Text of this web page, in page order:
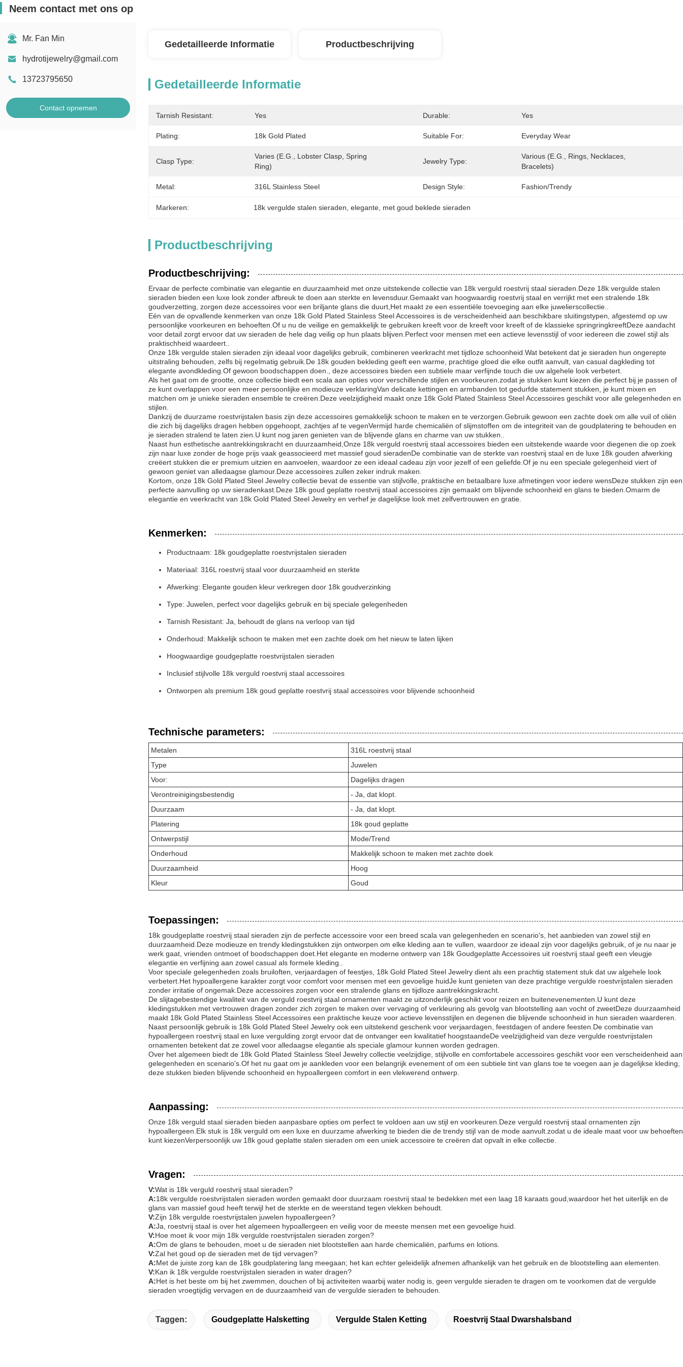
Neem contact met ons op
Mr. Fan Min
hydrotijewelry@gmail.com
13723795650
Contact opnemen
Gedetailleerde Informatie Productbeschrijving
Gedetailleerde Informatie
Tarnish Resistant: Yes Durable: Yes
Plating: 18k Gold Plated Suitable For: Everyday Wear
Clasp Type:
Varies (e.g., Lobster Clasp, Spring
Ring)
Jewelry Type:
Various (e.g., Rings, Necklaces,
Bracelets)
Metal: 316L Stainless Steel Design Style: Fashion/Trendy
Markeren: 18k vergulde stalen sieraden elegante met goud beklede sieraden
Productbeschrijving
Productbeschrijving:
Ervaar de perfecte combinatie van elegantie en duurzaamheid met onze uitstekende collectie van 18k verguld roestvrij staal sieraden.Deze 18k vergulde stalen
sieraden bieden een luxe look zonder afbreuk te doen aan sterkte en levensduur.Gemaakt van hoogwaardig roestvrij staal en verrijkt met een stralende 18k
goudverzetting, zorgen deze accessoires voor een briljante glans die duurt,Het maakt ze een essentiële toevoeging aan elke juwelierscollectie..
Eén van de opvallende kenmerken van onze 18k Gold Plated Stainless Steel Accessoires is de verscheidenheid aan beschikbare sluitingstypen, afgestemd op uw
persoonlijke voorkeuren en behoeften.Of u nu de veilige en gemakkelijk te gebruiken kreeft voor de kreeft voor kreeft of de klassieke springringkreeftDeze aandacht
voor detail zorgt ervoor dat uw sieraden de hele dag veilig op hun plaats blijven.Perfect voor mensen met een actieve levensstijl of voor iedereen die zowel stijl als
praktischheid waardeert..
Onze 18k vergulde stalen sieraden zijn ideaal voor dagelijks gebruik, combineren veerkracht met tijdloze schoonheid.Wat betekent dat je sieraden hun ongerepte
uitstraling behouden, zelfs bij regelmatig gebruik.De 18k gouden bekleding geeft een warme, prachtige gloed die elke outfit aanvult, van casual dagkleding tot
elegante avondkleding.Of gewoon boodschappen doen., deze accessoires bieden een subtiele maar verfijnde touch die uw algehele look verbetert.
Als het gaat om de grootte, onze collectie biedt een scala aan opties voor verschillende stijlen en voorkeuren.zodat je stukken kunt kiezen die perfect bij je passen of
ze kunt overlappen voor een meer persoonlijke en modieuze verklaringVan delicate kettingen en armbanden tot gedurfde statement stukken, je kunt mixen en
matchen om je unieke sieraden ensemble te creëren.Deze veelzijdigheid maakt onze 18k Gold Plated Stainless Steel Accessoires geschikt voor alle gelegenheden en
stijlen.
Dankzij de duurzame roestvrijstalen basis zijn deze accessoires gemakkelijk schoon te maken en te verzorgen.Gebruik gewoon een zachte doek om alle vuil of oliën
die zich bij dagelijks dragen hebben opgehoopt, zachtjes af te vegenVermijd harde chemicaliën of slijmstoffen om de integriteit van de goudplatering te behouden en
je sieraden stralend te laten zien.U kunt nog jaren genieten van de blijvende glans en charme van uw stukken..
Naast hun esthetische aantrekkingskracht en duurzaamheid,Onze 18k verguld roestvrij staal accessoires bieden een uitstekende waarde voor diegenen die op zoek
zijn naar luxe zonder de hoge prijs vaak geassocieerd met massief goud sieradenDe combinatie van de sterkte van roestvrij staal en de luxe 18k gouden afwerking
creëert stukken die er premium uitzien en aanvoelen, waardoor ze een ideaal cadeau zijn voor jezelf of een geliefde.Of je nu een speciale gelegenheid viert of
gewoon geniet van alledaagse glamour.Deze accessoires zullen zeker indruk maken.
Kortom, onze 18k Gold Plated Steel Jewelry collectie bevat de essentie van stijlvolle, praktische en betaalbare luxe.afmetingen voor iedere wensDeze stukken zijn een
perfecte aanvulling op uw sieradenkast.Deze 18k goud geplatte roestvrij staal accessoires zijn gemaakt om blijvende schoonheid en glans te bieden.Omarm de
elegantie en veerkracht van 18k Gold Plated Steel Jewelry en verhef je dagelijkse look met zelfvertrouwen en gratie.
Kenmerken:
Productnaam: 18k goudgeplatte roestvrijstalen sieraden
Materiaal: 316L roestvrij staal voor duurzaamheid en sterkte
Afwerking: Elegante gouden kleur verkregen door 18k goudverzinking
Type: Juwelen, perfect voor dagelijks gebruik en bij speciale gelegenheden
Tarnish Resistant: Ja, behoudt de glans na verloop van tijd
Onderhoud: Makkelijk schoon te maken met een zachte doek om het nieuw te laten lijken
Hoogwaardige goudgeplatte roestvrijstalen sieraden
Inclusief stijlvolle 18k verguld roestvrij staal accessoires
Ontworpen als premium 18k goud geplatte roestvrij staal accessoires voor blijvende schoonheid
Technische parameters:
Metalen
316L roestvrij staal
Type
Juwelen
Voor:
Dagelijks dragen
Verontreinigingsbestendig
- Ja, dat klopt.
Duurzaam
- Ja, dat klopt.
Platering
18k goud geplatte
Ontwerpstijl
Mode/Trend
Onderhoud
Makkelijk schoon te maken met zachte doek
Duurzaamheid
Hoog
Kleur
Goud
Toepassingen:
18k goudgeplatte roestvrij staal sieraden zijn de perfecte accessoire voor een breed scala van gelegenheden en scenario's, het aanbieden van zowel stijl en
duurzaamheid.Deze modieuze en trendy kledingstukken zijn ontworpen om elke kleding aan te vullen, waardoor ze ideaal zijn voor dagelijks gebruik, of je nu naar je
werk gaat, vrienden ontmoet of boodschappen doet.Het elegante en moderne ontwerp van 18k Goudgeplatte Accessoires uit roestvrij staal geeft een vleugje
elegantie en verfijning aan zowel casual als formele kleding..
Voor speciale gelegenheden zoals bruiloften, verjaardagen of feestjes, 18k Gold Plated Steel Jewelry dient als een prachtig statement stuk dat uw algehele look
verbetert.Het hypoallergene karakter zorgt voor comfort voor mensen met een gevoelige huidJe kunt genieten van deze prachtige vergulde roestvrijstalen sieraden
zonder irritatie of ongemak.Deze accessoires zorgen voor een stralende glans en tijdloze aantrekkingskracht.
De slijtagebestendige kwaliteit van de verguld roestvrij staal ornamenten maakt ze uitzonderlijk geschikt voor reizen en buitenevenementen.U kunt deze
kledingstukken met vertrouwen dragen zonder zich zorgen te maken over vervaging of verkleuring als gevolg van blootstelling aan vocht of zweetDeze duurzaamheid
maakt 18k Gold Plated Stainless Steel Accessoires een praktische keuze voor actieve levensstijlen en degenen die blijvende schoonheid in hun sieraden waarderen.
Naast persoonlijk gebruik is 18k Gold Plated Steel Jewelry ook een uitstekend geschenk voor verjaardagen, feestdagen of andere feesten.De combinatie van
hypoallergeen roestvrij staal en luxe vergulding zorgt ervoor dat de ontvanger een kwalitatief hoogstaandeDe veelzijdigheid van deze vergulde roestvrijstalen
ornamenten betekent dat ze zowel voor alledaagse elegantie als speciale glamour kunnen worden gedragen.
Over het algemeen biedt de 18k Gold Plated Stainless Steel Jewelry collectie veelzijdige, stijlvolle en comfortabele accessoires geschikt voor een verscheidenheid aan
gelegenheden en scenario's.Of het nu gaat om je aankleden voor een belangrijk evenement of om een subtiele tint van glans toe te voegen aan je dagelijkse kleding,
deze stukken bieden blijvende schoonheid en hypoallergeen comfort in een vlekwerend ontwerp.
Aanpassing:
Onze 18k verguld staal sieraden bieden aanpasbare opties om perfect te voldoen aan uw stijl en voorkeuren.Deze verguld roestvrij staal ornamenten zijn
hypoallergeen.Elk stuk is 18k verguld om een luxe en duurzame afwerking te bieden die de trendy stijl van de mode aanvult.zodat u de ideale maat voor uw behoeften
kunt kiezenVerpersoonlijk uw 18k goud geplatte stalen sieraden om een uniek accessoire te creëren dat opvalt in elke collectie.
Vragen:
V:Wat is 18k verguld roestvrij staal sieraden?
A:18k vergulde roestvrijstalen sieraden worden gemaakt door duurzaam roestvrij staal te bedekken met een laag 18 karaats goud,waardoor het het uiterlijk en de
glans van massief goud heeft terwijl het de sterkte en de weerstand tegen vlekken behoudt.
V:Zijn 18k vergulde roestvrijstalen juwelen hypoallergeen?
A:Ja, roestvrij staal is over het algemeen hypoallergeen en veilig voor de meeste mensen met een gevoelige huid.
V:Hoe moet ik voor mijn 18k vergulde roestvrijstalen sieraden zorgen?
A:Om de glans te behouden, moet u de sieraden niet blootstellen aan harde chemicaliën, parfums en lotions.
V:Zal het goud op de sieraden met de tijd vervagen?
A:Met de juiste zorg kan de 18k goudplatering lang meegaan; het kan echter geleidelijk afnemen afhankelijk van het gebruik en de blootstelling aan elementen.
V:Kan ik 18k vergulde roestvrijstalen sieraden in water dragen?
A:Het is het beste om bij het zwemmen, douchen of bij activiteiten waarbij water nodig is, geen vergulde sieraden te dragen om te voorkomen dat de vergulde
sieraden vroegtijdig vervagen en de duurzaamheid van de vergulde sieraden te behouden.
Taggen: Goudgeplatte Halsketting Vergulde Stalen Ketting Roestvrij Staal Dwarshalsband